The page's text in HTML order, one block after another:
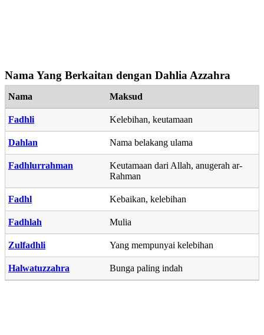
Nama Yang Berkaitan dengan Dahlia Azzahra
Nama Maksud
Fadhli Kelebihan, keutamaan
Dahlan Nama belakang ulama
Fadhlurrahman
Keutamaan dari Allah, anugerah ar-
Rahman
Fadhl Kebaikan, kelebihan
Fadhlah Mulia
Zulfadhli Yang mempunyai kelebihan
Halwatuzzahra Bunga paling indah